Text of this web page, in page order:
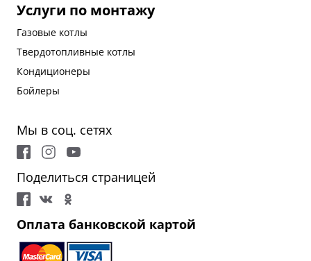
Услуги по монтажу
Газовые котлы
Твердотопливные котлы
Кондиционеры
Бойлеры
Мы в соц. сетях
Поделиться страницей
Оплата банковской картой